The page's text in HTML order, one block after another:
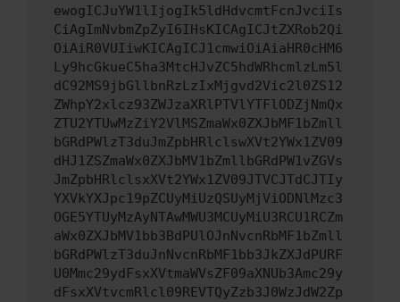
ewogICJuYW1lIjogIk5ldHdvcmtFcnJvciIs
CiAgImNvbmZpZyI6IHsKICAgICJtZXRob2Qi
OiAiR0VUIiwKICAgICJ1cmwiOiAiaHR0cHM6
Ly9hcGkueC5ha3MtcHJvZC5hdWRhcmlzLm5l
dC92MS9jbGllbnRzLzIxMjgvd2Vic2l0ZS12
ZWhpY2xlcz93ZWJzaXRlPTVlYTFlODZjNmQx
ZTU2YTUwMzZiY2VlMSZmaWx0ZXJbMF1bZmll
bGRdPWlzT3duJmZpbHRlclswXVt2YWx1ZV09
dHJ1ZSZmaWx0ZXJbMV1bZmllbGRdPW1vZGVs
JmZpbHRlclsxXVt2YWx1ZV09JTVCJTdCJTIy
YXVkYXJpc19pZCUyMiUzQSUyMjViODNlMzc3
OGE5YTUyMzAyNTAwMWU3MCUyMiU3RCU1RCZm
aWx0ZXJbMV1bb3BdPUlOJnNvcnRbMF1bZmll
bGRdPWlzT3duJnNvcnRbMF1bb3JkZXJdPURF
U0Mmc29ydFsxXVtmaWVsZF09aXNUb3Amc29y
dFsxXVtvcmRlcl09REVTQyZzb3J0WzJdW2Zp